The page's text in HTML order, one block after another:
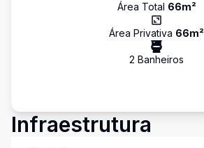
Área Total 66m²
Área Privativa 66m²
2 Banheiros
Infraestrutura